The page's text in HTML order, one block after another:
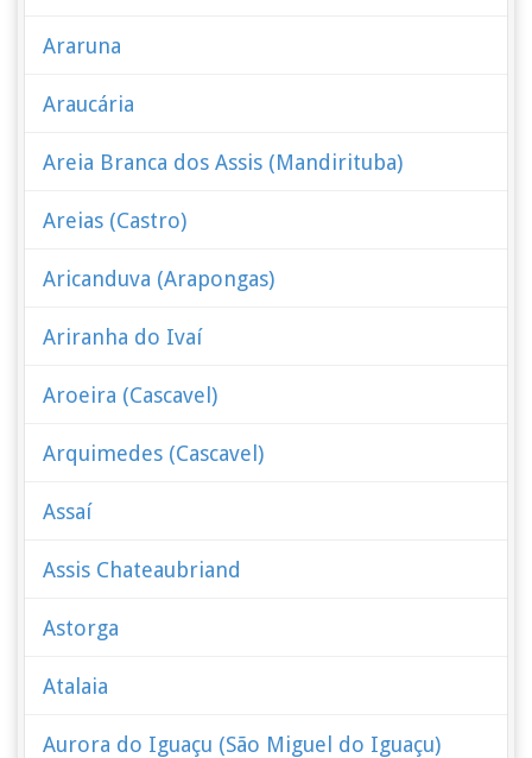
Araruna
Araucária
Areia Branca dos Assis (Mandirituba)
Areias (Castro)
Aricanduva (Arapongas)
Ariranha do Ivaí
Aroeira (Cascavel)
Arquimedes (Cascavel)
Assaí
Assis Chateaubriand
Astorga
Atalaia
Aurora do Iguaçu (São Miguel do Iguaçu)